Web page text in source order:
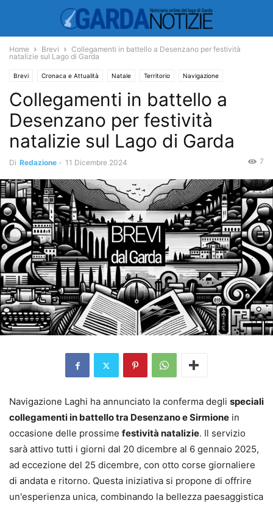
Home Brevi
Collegamenti in battello a Desenzano per festività
natalizie sul Lago di Garda
Brevi Cronaca e Attualità Natale Territorio Navigazione
Collegamenti in battello a
Desenzano per festività
natalizie sul Lago di Garda
Di Redazione - 11 Dicembre 2024 7
Navigazione Laghi ha annunciato la conferma degli speciali
collegamenti in battello tra Desenzano e Sirmione in
occasione delle prossime festività natalizie. Il servizio
sarà attivo tutti i giorni dal 20 dicembre al 6 gennaio 2025,
ad eccezione del 25 dicembre, con otto corse giornaliere
di andata e ritorno. Questa iniziativa si propone di offrire
un'esperienza unica, combinando la bellezza paesaggistica